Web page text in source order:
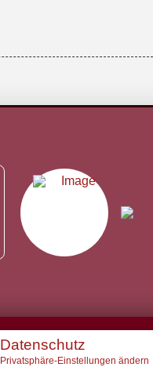
Datenschutz
Privatsphäre-Einstellungen ändern